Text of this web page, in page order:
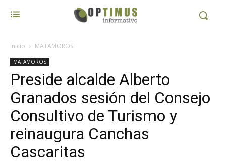
Inicio MATAMOROS
MATAMOROS
Preside alcalde Alberto
Granados sesión del Consejo
Consultivo de Turismo y
reinaugura Canchas
Cascaritas